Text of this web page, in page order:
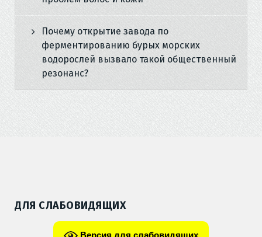
Почему открытие завода по
ферментированию бурых морских
водорослей вызвало такой общественный
резонанс?
ДЛЯ СЛАБОВИДЯЩИХ
Версия для слабовидящих